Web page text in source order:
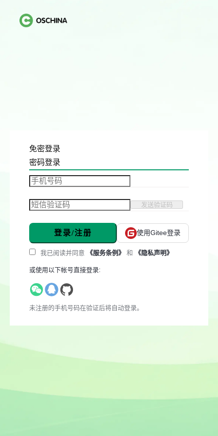
免密登录
密码登录
发送验证码
登录/注册 使用Gitee登录
我已阅读并同意 《服务条例》 和 《隐私声明》
或使用以下帐号直接登录:
未注册的手机号码在验证后将自动登录。